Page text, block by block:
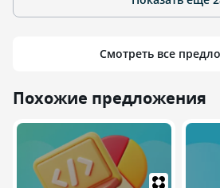
Смотреть все
Похожие предложения